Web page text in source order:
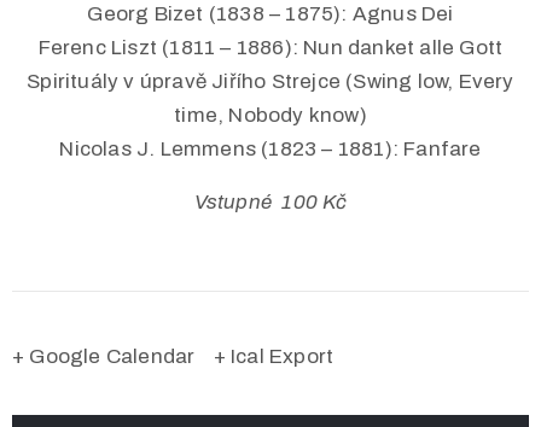
Georg Bizet (1838 – 1875): Agnus Dei
Ferenc Liszt (1811 – 1886): Nun danket alle Gott
Spirituály v úpravě Jiřího Strejce (Swing low, Every
time, Nobody know)
Nicolas J. Lemmens (1823 – 1881): Fanfare
Vstupné 100 Kč
+ Google Calendar + Ical Export